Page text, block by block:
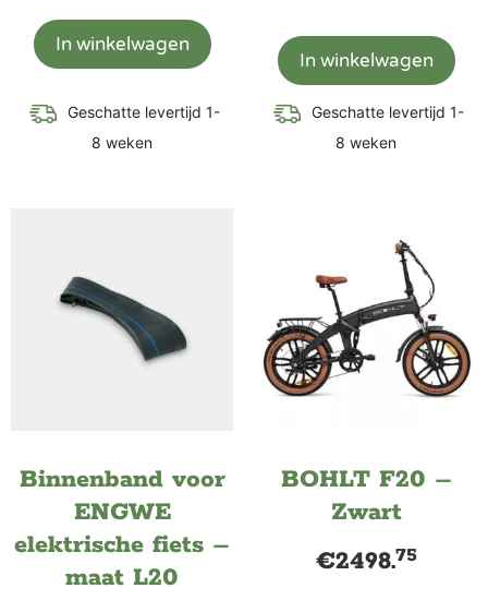
In winkelwagen
Geschatte levertijd 1-
8 weken
In winkelwagen
Geschatte levertijd 1-
8 weken
Binnenband voor
ENGWE
elektrische fiets –
maat L20
BOHLT F20 –
Zwart
€2498.75